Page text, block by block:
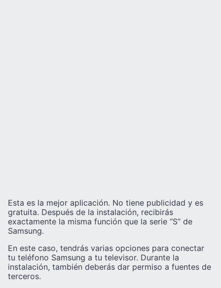
Esta es la mejor aplicación. No tiene publicidad y es
gratuita. Después de la instalación, recibirás
exactamente la misma función que la serie “S” de
Samsung.
En este caso, tendrás varias opciones para conectar
tu teléfono Samsung a tu televisor. Durante la
instalación, también deberás dar permiso a fuentes de
terceros.